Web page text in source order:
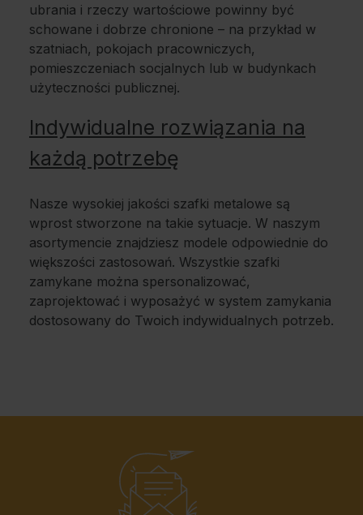
ubrania i rzeczy wartościowe powinny być
schowane i dobrze chronione – na przykład w
szatniach, pokojach pracowniczych,
pomieszczeniach socjalnych lub w budynkach
użyteczności publicznej.
Indywidualne rozwiązania na
każdą potrzebę
Nasze wysokiej jakości szafki metalowe są
wprost stworzone na takie sytuacje. W naszym
asortymencie znajdziesz modele odpowiednie do
większości zastosowań. Wszystkie szafki
zamykane można spersonalizować,
zaprojektować i wyposażyć w system zamykania
dostosowany do Twoich indywidualnych potrzeb.